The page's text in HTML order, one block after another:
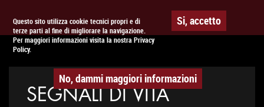
Questo sito utilizza cookie tecnici propri e di
terze parti al fine di migliorare la navigazione.
Per maggiori informazioni visita la nostra Privacy
Policy.
Si, accetto
No, dammi maggiori informazioni
APPUNTAMENTO AL CINEMA
SEGNALI DI VITA